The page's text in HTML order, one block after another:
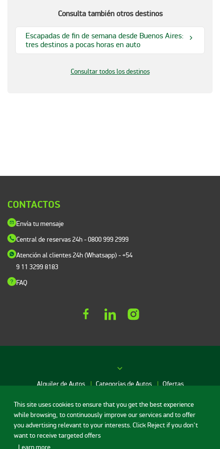
This site uses cookies to ensure that you get the best experience
while browsing, to continuously improve our services and to offer
you advertising relevant to your interests. Click Reject if you don't
want to receive targeted offers
Consulta también otros destinos
Escapadas de fin de semana desde Buenos Aires:
tres destinos a pocas horas en auto
Consultar todos los destinos
CONTACTOS
Envía tu mensaje
Central de reservas 24h- 0800 999 2999
Atención al clientes 24h (Whatsapp)- +54
9 11 3299 8183
FAQ
Alquiler de Autos Categorías de Autos Ofertas
Red de agencias
Alquiler de Autos en Buenos Aires